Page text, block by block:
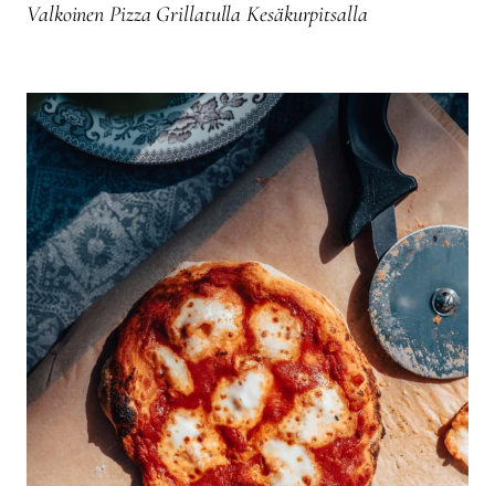
Valkoinen Pizza Grillatulla Kesäkurpitsalla